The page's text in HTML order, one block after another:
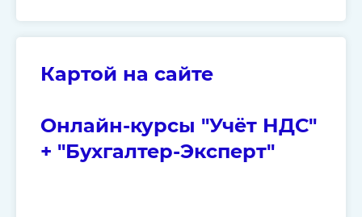
Картой на сайте
Онлайн-курсы "Учёт НДС"
+ "Бухгалтер-Эксперт"